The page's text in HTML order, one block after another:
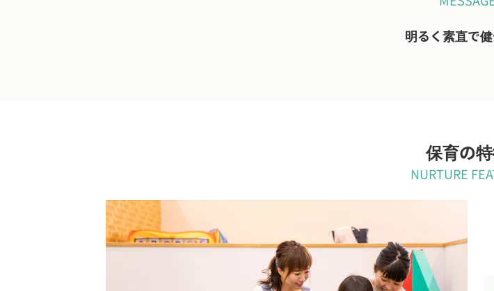
明るく素直で
保育の
NURTURE